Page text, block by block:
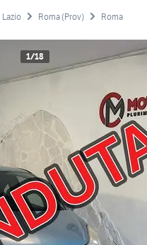
Lazio Roma (Prov) Roma
1/18